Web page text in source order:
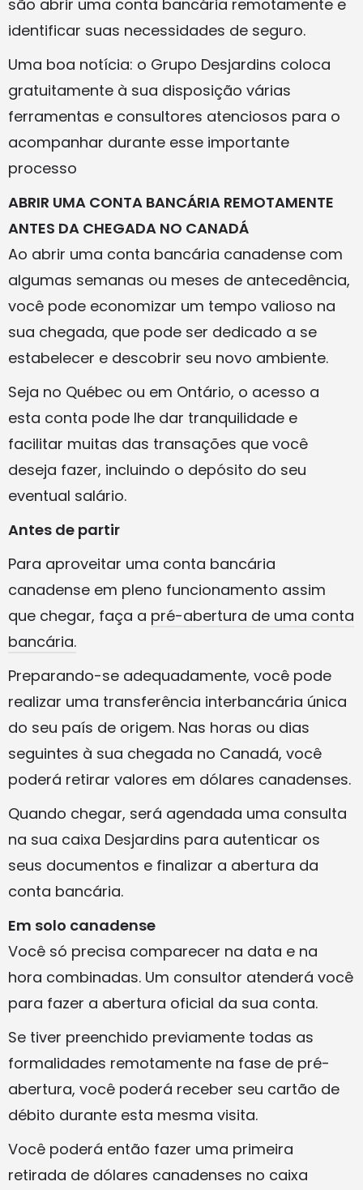
são abrir uma conta bancária remotamente e
identificar suas necessidades de seguro.
Uma boa notícia: o Grupo Desjardins coloca
gratuitamente à sua disposição várias
ferramentas e consultores atenciosos para o
acompanhar durante esse importante
processo
ABRIR UMA CONTA BANCÁRIA REMOTAMENTE
ANTES DA CHEGADA NO CANADÁ
Ao abrir uma conta bancária canadense com
algumas semanas ou meses de antecedência,
você pode economizar um tempo valioso na
sua chegada, que pode ser dedicado a se
estabelecer e descobrir seu novo ambiente.
Seja no Québec ou em Ontário, o acesso a
esta conta pode lhe dar tranquilidade e
facilitar muitas das transações que você
deseja fazer, incluindo o depósito do seu
eventual salário.
Antes de partir
Para aproveitar uma conta bancária
canadense em pleno funcionamento assim
que chegar, faça a pré-abertura de uma conta
bancária.
Preparando-se adequadamente, você pode
realizar uma transferência interbancária única
do seu país de origem. Nas horas ou dias
seguintes à sua chegada no Canadá, você
poderá retirar valores em dólares canadenses.
Quando chegar, será agendada uma consulta
na sua caixa Desjardins para autenticar os
seus documentos e finalizar a abertura da
conta bancária.
Em solo canadense
Você só precisa comparecer na data e na
hora combinadas. Um consultor atenderá você
para fazer a abertura oficial da sua conta.
Se tiver preenchido previamente todas as
formalidades remotamente na fase de pré-
abertura, você poderá receber seu cartão de
débito durante esta mesma visita.
Você poderá então fazer uma primeira
retirada de dólares canadenses no caixa